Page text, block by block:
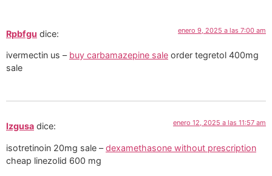
Rpbfgu dice: enero 9, 2025 a las 7:00 am
ivermectin us – buy carbamazepine sale order tegretol 400mg
sale
Izgusa dice: enero 12, 2025 a las 11:57 am
isotretinoin 20mg sale –dexamethasone without prescription
cheap linezolid 600 mg